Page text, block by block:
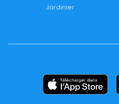
Jardinier